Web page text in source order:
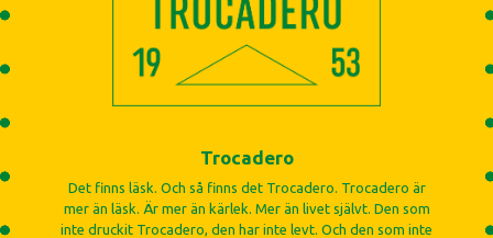
Trocadero
Det finns läsk. Och så finns det Trocadero. Trocadero är
mer än läsk. Är mer än kärlek. Mer än livet självt. Den som
inte druckit Trocadero, den har inte levt. Och den som inte